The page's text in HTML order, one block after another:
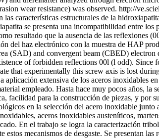
wear resistance) was observed. http://
las características estructurales de la
se presenta una incompatibilidad entre los
resultado que la ausencia de las reflexiones
del haz electrónico con la muestra de HAP
(SAD) and convergent beam (CBED)
of forbidden reflections 00l (l odd). Since
that experimentally this screw axis is lost
aplicación extensiva de los aceros inoxidables
empleado. Hasta hace muy pocos años, la
facilidad para la construcción de piezas, y por
en la selección del acero inoxidable
aceros inoxidables austeníticos,
En el trabajo se logra la caracterización
mecanismos de desgaste. Se presentan